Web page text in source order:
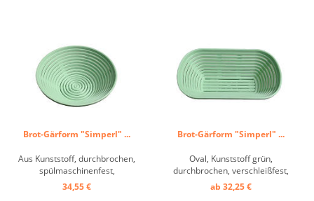
Brot-Gärform "Simperl" ...
Aus Kunststoff, durchbrochen,
spülmaschinenfest,
verschleißfest, nicht über +70°C
erhitzen ...
34,55 €
Brot-Gärform "Simperl" ...
Oval, Kunststoff grün,
durchbrochen, verschleißfest,
nicht über +70°C erhitzen ...
ab 32,25 €